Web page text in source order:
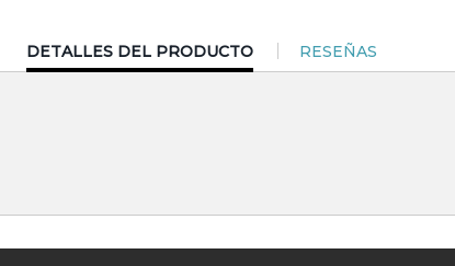
CURRENT
TAB:
DETALLES DEL PRODUCTO RESEÑAS